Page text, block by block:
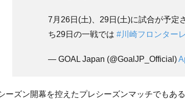
7月26日(土)、29日(土)に試合が予定
ち29日の一戦では #川崎フロンターレ
— GOAL Japan (@GoalJP_Official)
ーズン開幕を控えたプレシーズンマッチでもあ